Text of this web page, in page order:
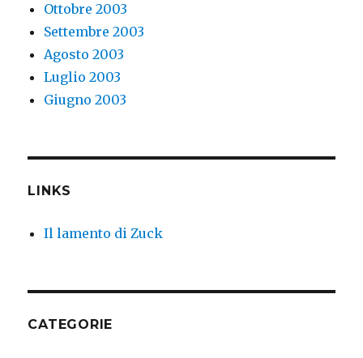
Ottobre 2003
Settembre 2003
Agosto 2003
Luglio 2003
Giugno 2003
LINKS
Il lamento di Zuck
CATEGORIE